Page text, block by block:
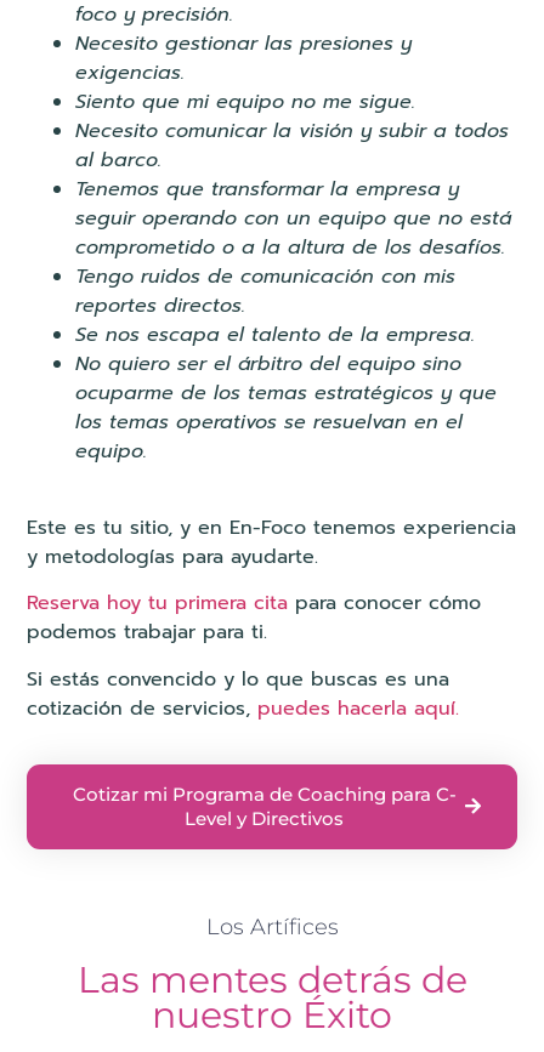
foco y precisión.
Necesito gestionar las presiones y
exigencias.
Siento que mi equipo no me sigue.
Necesito comunicar la visión y subir a todos
al barco.
Tenemos que transformar la empresa y
seguir operando con un equipo que no está
comprometido o a la altura de los desafíos.
Tengo ruidos de comunicación con mis
reportes directos.
Se nos escapa el talento de la empresa.
No quiero ser el árbitro del equipo sino
ocuparme de los temas estratégicos y que
los temas operativos se resuelvan en el
equipo.
Este es tu sitio, y en En-Foco tenemos experiencia
y metodologías para ayudarte.
Reserva hoy tu primera cita para conocer cómo
podemos trabajar para ti.
Si estás convencido y lo que buscas es una
cotización de servicios, puedes hacerla aquí.
Cotizar mi Programa de Coaching para C-
Level y Directivos
Los Artífices
Las mentes detrás de
nuestro Éxito